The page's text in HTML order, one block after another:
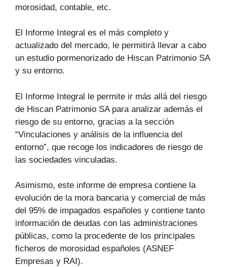
morosidad, contable, etc.
El Informe Integral es el más completo y
actualizado del mercado, le permitirá llevar a cabo
un estudio pormenorizado de Hiscan Patrimonio SA
y su entorno.
El Informe Integral le permite ir más allá del riesgo
de Hiscan Patrimonio SA para analizar además el
riesgo de su entorno, gracias a la sección
“Vinculaciones y análisis de la influencia del
entorno”, que recoge los indicadores de riesgo de
las sociedades vinculadas.
Asimismo, este informe de empresa contiene la
evolución de la mora bancaria y comercial de más
del 95% de impagados españoles y contiene tanto
información de deudas con las administraciones
públicas, como la procedente de los principales
ficheros de morosidad españoles (ASNEF
Empresas y RAI).